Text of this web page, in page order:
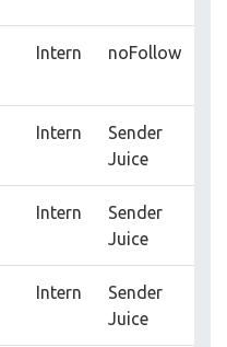
Intern noFollow
Intern
Sender
Juice
Intern
Sender
Juice
Intern
Sender
Juice